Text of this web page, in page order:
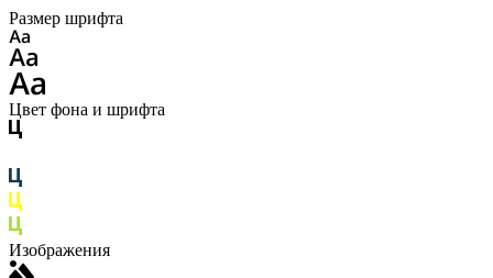
Размер шрифта
Цвет фона и шрифта
Изображения